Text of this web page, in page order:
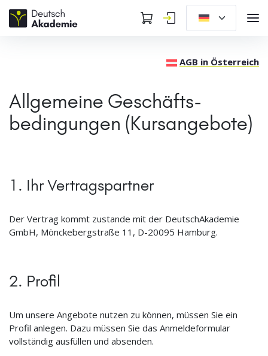
AGB in Österreich
Allgemeine Geschäfts­
bedingungen (Kursangebote)
1. Ihr Vertragspartner
Der Vertrag kommt zustande mit der DeutschAkademie
GmbH, Mönckebergstraße 11, D-20095 Hamburg.
2. Profil
Um unsere Angebote nutzen zu können, müssen Sie ein
Profil anlegen. Dazu müssen Sie das Anmeldeformular
vollständig ausfüllen und absenden.